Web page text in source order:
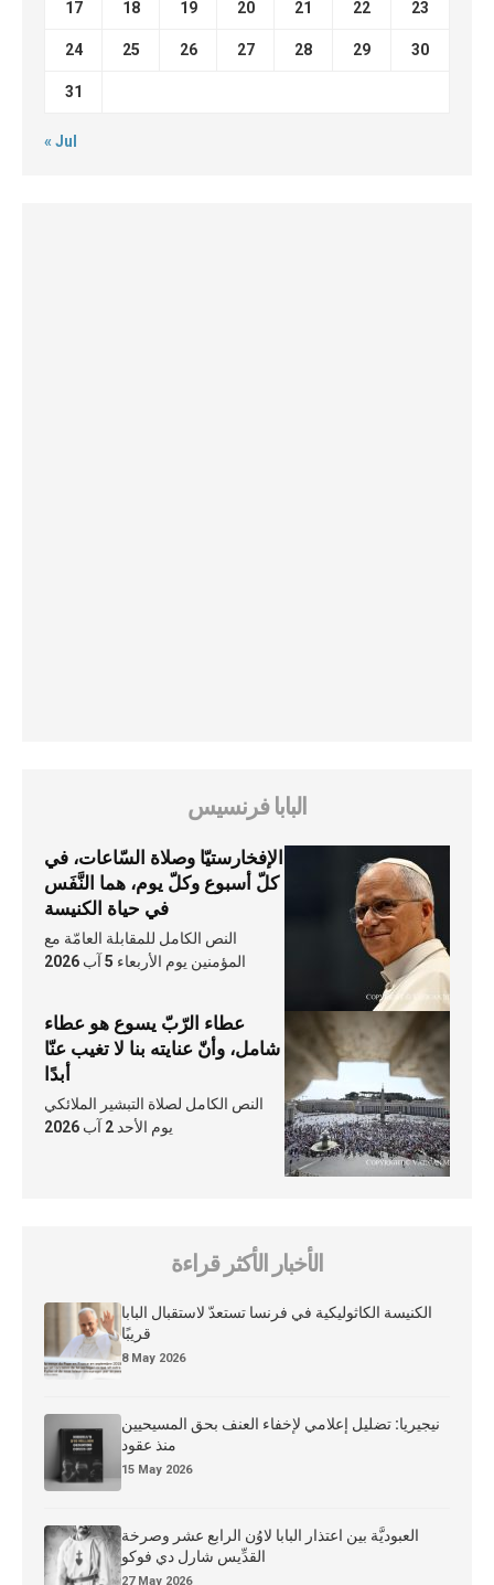
17 18 19 20 21 22 23
24 25 26 27 28 29 30
31
« Jul
البابا فرنسيس
الإفخارستيّا وصلاة السّاعات، في
كلّ أسبوع وكلّ يوم، هما النَّفَس
في حياة الكنيسة
النص الكامل للمقابلة العامّة مع
المؤمنين يوم الأربعاء 5 آب 2026
عطاء الرّبّ يسوع هو عطاء
شامل، وأنّ عنايته بنا لا تغيب عنّا
أبدًا
النص الكامل لصلاة التبشير الملائكي
يوم الأحد 2 آب 2026
الأخبار الأكثر قراءة
الكنيسة الكاثوليكية في فرنسا تستعدّ لاستقبال البابا
قريبًا
8 May 2026
نيجيريا: تضليل إعلامي لإخفاء العنف بحق المسيحيين
منذ عقود
15 May 2026
العبوديَّة بين اعتذار البابا لاوُن الرابع عشر وصرخة
القدِّيس شارل دي فوكو
27 May 2026